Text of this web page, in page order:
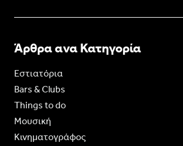
Άρθρα ανα Κατηγορία
Εστιατόρια
Bars & Clubs
Things to do
Moυσική
Κινηματογράφος